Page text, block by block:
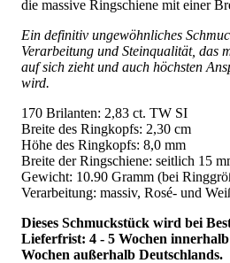
die massive Ringschiene mit einer
Ein definitiv ungewöhnliches
Verarbeitung und Steinqualität, das
auf sich zieht und auch höchsten
wird.
170 Brilanten: 2,83 ct. TW SI
Breite des Ringkopfs: 2,30 cm
Höhe des Ringkopfs: 8,0 mm
Breite der Ringschiene: seitlich 15
Gewicht: 10.90 Gramm (bei
Verarbeitung: massiv, Rosé- und
Dieses Schmuckstück wird bei
Lieferfrist: 4 - 5 Wochen
Wochen außerhalb Deutschlands.